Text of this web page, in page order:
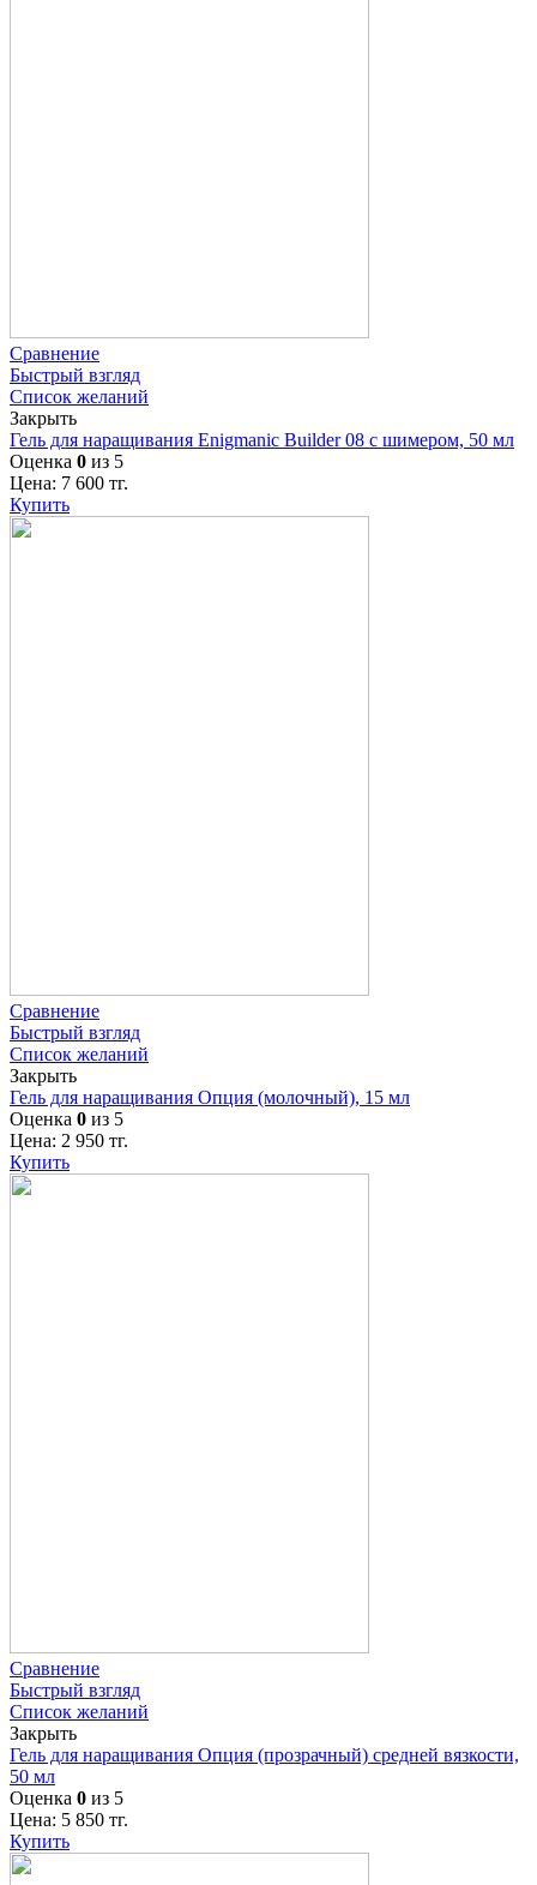
Сравнение
Быстрый взгляд
Список желаний
Закрыть
Гель для наращивания Enigmanic Builder 08 с шимером, 50 мл
Оценка 0 из 5
Цена: 7 600 тг.
Купить
Сравнение
Быстрый взгляд
Список желаний
Закрыть
Гель для наращивания Опция (молочный), 15 мл
Оценка 0 из 5
Цена: 2 950 тг.
Купить
Сравнение
Быстрый взгляд
Список желаний
Закрыть
Гель для наращивания Опция (прозрачный) средней вязкости,
50 мл
Оценка 0 из 5
Цена: 5 850 тг.
Купить